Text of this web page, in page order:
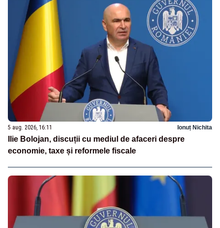
5 aug. 2026, 16:11 Ionuț Nichita
Ilie Bolojan, discuții cu mediul de afaceri despre
economie, taxe și reformele fiscale